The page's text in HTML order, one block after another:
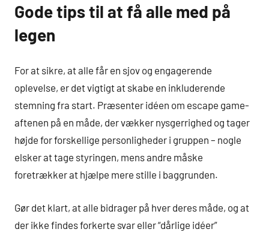
Gode tips til at få alle med på
legen
For at sikre, at alle får en sjov og engagerende
oplevelse, er det vigtigt at skabe en inkluderende
stemning fra start. Præsenter idéen om escape game-
aftenen på en måde, der vækker nysgerrighed og tager
højde for forskellige personligheder i gruppen – nogle
elsker at tage styringen, mens andre måske
foretrækker at hjælpe mere stille i baggrunden.
Gør det klart, at alle bidrager på hver deres måde, og at
der ikke findes forkerte svar eller “dårlige idéer”